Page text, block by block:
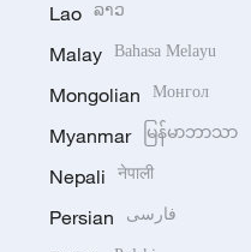
Lao ລາວ
Malay Bahasa Melayu
Mongolian Монгол
Myanmar မြန်မာဘာသာ
Nepali नेपाली
Persian فارسی